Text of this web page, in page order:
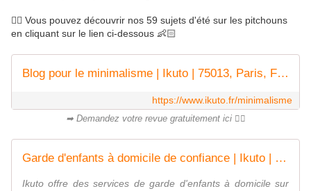
👉🏻 Vous pouvez découvrir nos 59 sujets d'été sur les pitchouns
en cliquant sur le lien ci-dessous 👶🏻
Blog pour le minimalisme | Ikuto | 75013, Paris, France
https://www.ikuto.fr/minimalisme
➡ Demandez votre revue gratuitement ici 👌🏻
Garde d'enfants à domicile de confiance | Ikuto | Paris - France
Ikuto offre des services de garde d'enfants à domicile sur